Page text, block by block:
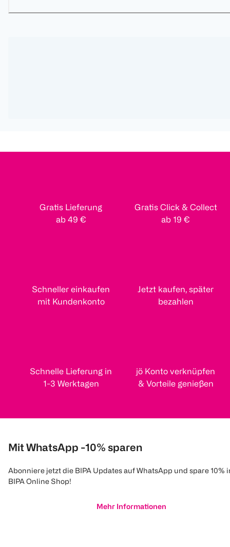
Gratis Lieferung
ab 49 €
Gratis Click & Collect
ab 19 €
Schneller einkaufen
mit Kundenkonto
Jetzt kaufen, später
bezahlen
Schnelle Lieferung in
1-3 Werktagen
jö Konto verknüpfen
& Vorteile genießen
Mit WhatsApp -10% sparen
Abonniere jetzt die BIPA Updates auf WhatsApp und spare 10%
BIPA Online Shop!
Mehr Informationen